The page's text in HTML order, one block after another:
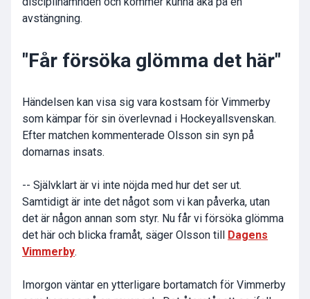
avstängning.
"Får försöka glömma det här"
Händelsen kan visa sig vara kostsam för Vimmerby
som kämpar för sin överlevnad i Hockeyallsvenskan.
Efter matchen kommenterade Olsson sin syn på
domarnas insats.
-- Självklart är vi inte nöjda med hur det ser ut.
Samtidigt är inte det något som vi kan påverka, utan
det är någon annan som styr. Nu får vi försöka glömma
det här och blicka framåt, säger Olsson till
Dagens
Vimmerby.
Imorgon väntar en ytterligare bortamatch för Vimmerby